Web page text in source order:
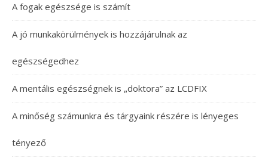
A fogak egészsége is számít
A jó munkakörülmények is hozzájárulnak az
egészségedhez
A mentális egészségnek is „doktora” az LCDFIX
A minőség számunkra és tárgyaink részére is lényeges
tényező